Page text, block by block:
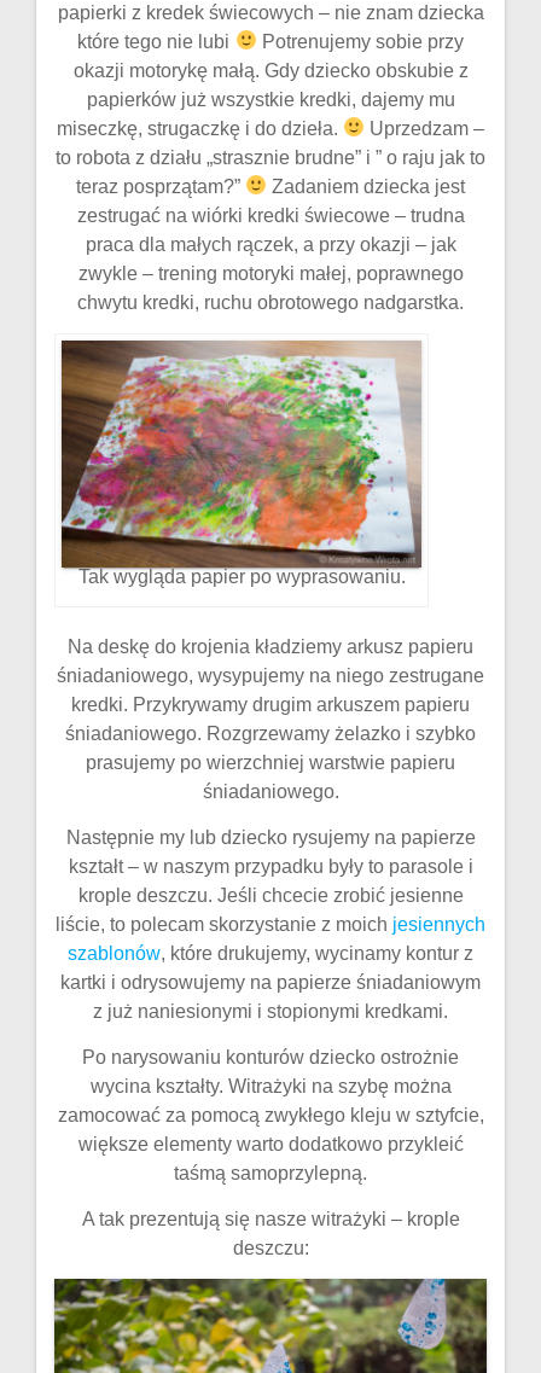
papierki z kredek świecowych – nie znam dziecka
które tego nie lubi
Potrenujemy sobie przy
okazji motorykę małą. Gdy dziecko obskubie z
papierków już wszystkie kredki, dajemy mu
miseczkę, strugaczkę i do dzieła.
Uprzedzam –
to robota z działu „strasznie brudne” i ” o raju jak to
teraz posprzątam?”
Zadaniem dziecka jest
zestrugać na wiórki kredki świecowe – trudna
praca dla małych rączek, a przy okazji – jak
zwykle – trening motoryki małej, poprawnego
chwytu kredki, ruchu obrotowego nadgarstka.
Tak wygląda papier po wyprasowaniu.
Na deskę do krojenia kładziemy arkusz papieru
śniadaniowego, wysypujemy na niego zestrugane
kredki. Przykrywamy drugim arkuszem papieru
śniadaniowego. Rozgrzewamy żelazko i szybko
prasujemy po wierzchniej warstwie papieru
śniadaniowego.
Następnie my lub dziecko rysujemy na papierze
kształt – w naszym przypadku były to parasole i
krople deszczu. Jeśli chcecie zrobić jesienne
liście, to polecam skorzystanie z moich jesiennych
szablonów, które drukujemy, wycinamy kontur z
kartki i odrysowujemy na papierze śniadaniowym
z już naniesionymi i stopionymi kredkami.
Po narysowaniu konturów dziecko ostrożnie
wycina kształty. Witrażyki na szybę można
zamocować za pomocą zwykłego kleju w sztyfcie,
większe elementy warto dodatkowo przykleić
taśmą samoprzylepną.
A tak prezentują się nasze witrażyki – krople
deszczu: